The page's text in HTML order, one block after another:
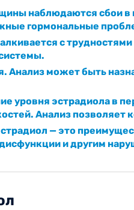
наблюдаются сбои
гормональные
с
Анализ может быть
уровня эстрадиола в
Анализ позволяет
— это
и другим